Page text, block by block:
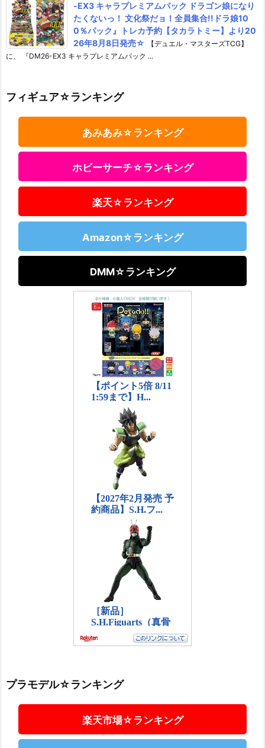
-EX3 キャラプレミアムパック ドラゴン娘になり
たくないっ！ 文化祭だョ！全員集合!!ドラ娘10
0％パック』トレカ予約【タカラトミー】より20
26年8月8日発売☆
【デュエル・マスターズTCG】
に、 『DM26-EX3 キャラプレミアムパック ...
フィギュア☆ランキング
あみあみ☆ランキング
ホビーサーチ☆ランキング
楽天☆ランキング
Amazon☆ランキング
DMM☆ランキング
プラモデル☆ランキング
楽天市場☆ランキング